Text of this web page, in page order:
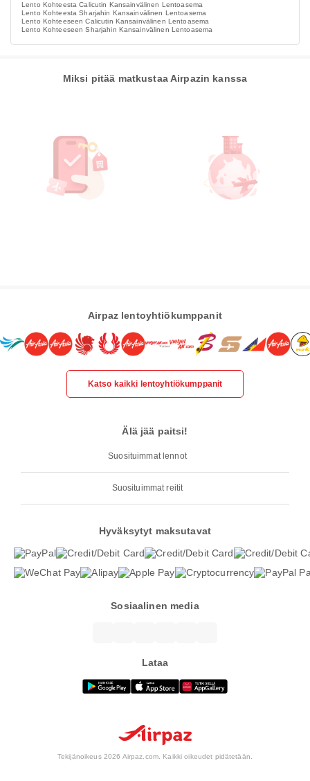
Lento Kohteesta Calicutin Kansainvälinen Lentoasema
Lento Kohteesta Sharjahin Kansainvälinen Lentoasema
Lento Kohteeseen Calicutin Kansainvälinen Lentoasema
Lento Kohteeseen Sharjahin Kansainvälinen Lentoasema
Miksi pitää matkustaa Airpazin kanssa
Airpaz lentoyhtiökumppanit
Katso kaikki lentoyhtiökumppanit
Älä jää paitsi!
Suosituimmat lennot
Suosituimmat reitit
Hyväksytyt maksutavat
Sosiaalinen media
Lataa
Tekijänoikeus 2026 Airpaz.com. Kaikki oikeudet pidätetään.